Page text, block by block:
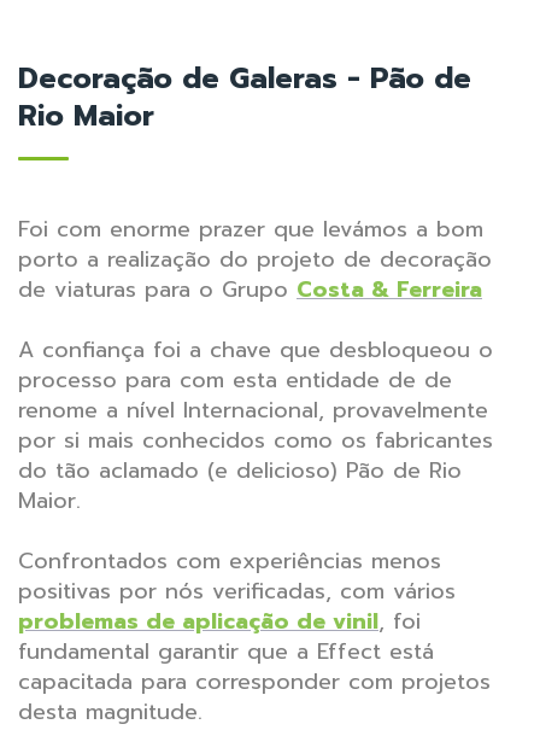
Decoração de Galeras - Pão de
Rio Maior
Foi com enorme prazer que levámos a bom
porto a realização do projeto de decoração
de viaturas para o Grupo Costa & Ferreira
A confiança foi a chave que desbloqueou o
processo para com esta entidade de de
renome a nível Internacional, provavelmente
por si mais conhecidos como os fabricantes
do tão aclamado (e delicioso) Pão de Rio
Maior.
Confrontados com experiências menos
positivas por nós verificadas, com vários
problemas de aplicação de vinil, foi
fundamental garantir que a Effect está
capacitada para corresponder com projetos
desta magnitude.